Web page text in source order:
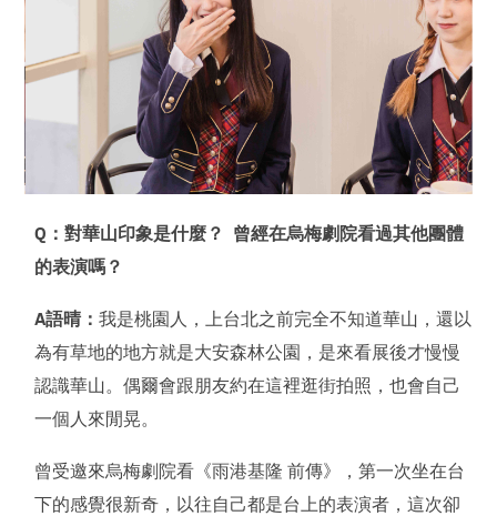
Q：對華山印象是什麼？ 曾經在烏梅劇院看過其他團體
的表演嗎？
A語晴： 我是桃園人，上台北之前完全不知道華山，還以
為有草地的地方就是大安森林公園，是來看展後才慢慢
認識華山。偶爾會跟朋友約在這裡逛街拍照，也會自己
一個人來閒晃。
曾受邀來烏梅劇院看《雨港基隆 前傳》，第一次坐在台
下的感覺很新奇，以往自己都是台上的表演者，這次卻